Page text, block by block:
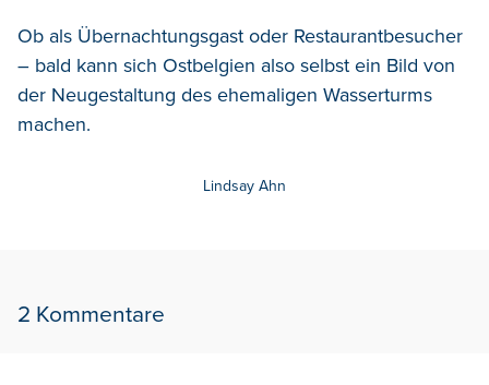
Ob als Übernachtungsgast oder Restaurantbesucher
– bald kann sich Ostbelgien also selbst ein Bild von
der Neugestaltung des ehemaligen Wasserturms
machen.
Lindsay Ahn
2 Kommentare